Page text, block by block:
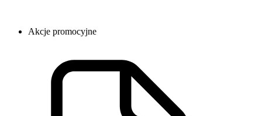
Akcje promocyjne